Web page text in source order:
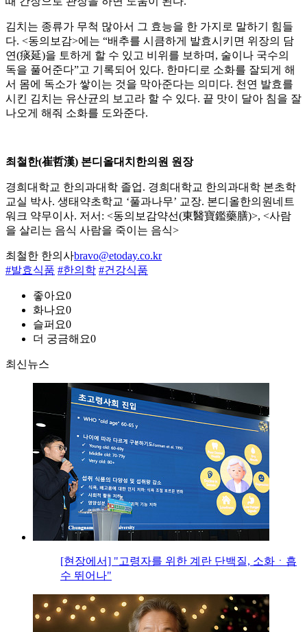
김치는 종류가 무척 많아서 그 효능을 한 가지로 말하기 힘들
다. <동의보감>에는 “배추를 시큼하게 발효시키면 위장의 담
연(痰延)을 토하게 할 수 있고 비위를 보하며, 술이나 국수의
독을 풀어준다”고 기록되어 있다. 한마디로 소화를 잘되게 해
서 몸에 독소가 쌓이는 것을 막아준다는 의미다. 천연 발효를
시킨 김치는 유산균의 보고라 할 수 있다. 끝 맛이 달아 침을 잘
나오게 해줘 소화를 도와준다.
최철한(崔哲漢) 본디올대치한의원 원장
경희대학교 한의과대학 졸업. 경희대학교 한의과대학 본초학
교실 박사. 생태약초학교 ‘풀과나무’ 교장. 본디올한의원네트
워크 약무이사. 저서: <동의보감약선(東醫寶鑑藥膳)>, <사람
을 살리는 음식 사람을 죽이는 음식>
최철한 한의사bravo@etoday.co.kr
#발효식품 #한의학 #건강식품
좋아요0
화나요0
슬퍼요0
더 궁금해요0
최신뉴스
[현장에서] "고령자를 위한 계란 단백질, 소화ㆍ흡
수 뛰어나"